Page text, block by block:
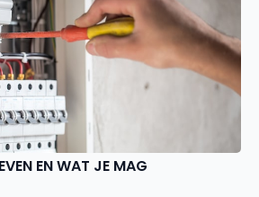
EN WAT JE MAG